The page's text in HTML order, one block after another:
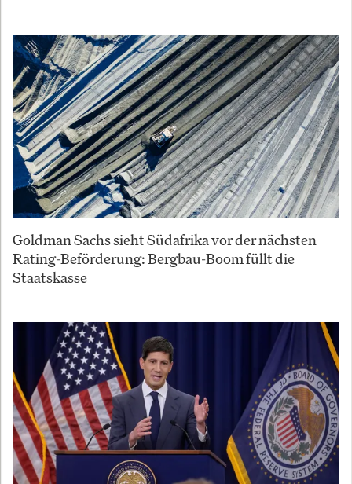
Goldman Sachs sieht Südafrika vor der nächsten
Rating-Beförderung: Bergbau-Boom füllt die
Staatskasse